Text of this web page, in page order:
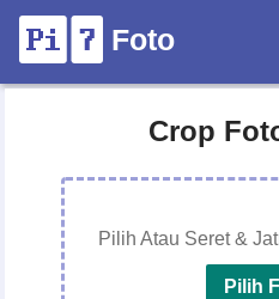
Foto
Crop
Pilih Atau Seret &
Pilih